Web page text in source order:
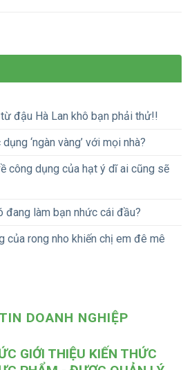
đậu Hà Lan khô bạn phải thử!!
‘ngàn vàng’ với mọi nhà?
công dụng của hạt ý dĩ ai cũng sẽ
đang làm bạn nhức cái đầu?
của rong nho khiến chị em đê mê
DOANH NGHIỆP
GIỚI THIỆU KIẾN THỨC